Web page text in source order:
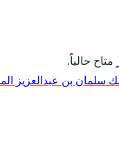
حالياً.
سلمان بن عبدالعزيز